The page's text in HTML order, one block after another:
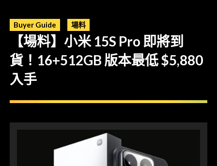
Buyer Guide 場料
【場料】小米 15S Pro 即將到
貨！16+512GB 版本最低 $5,880
入手